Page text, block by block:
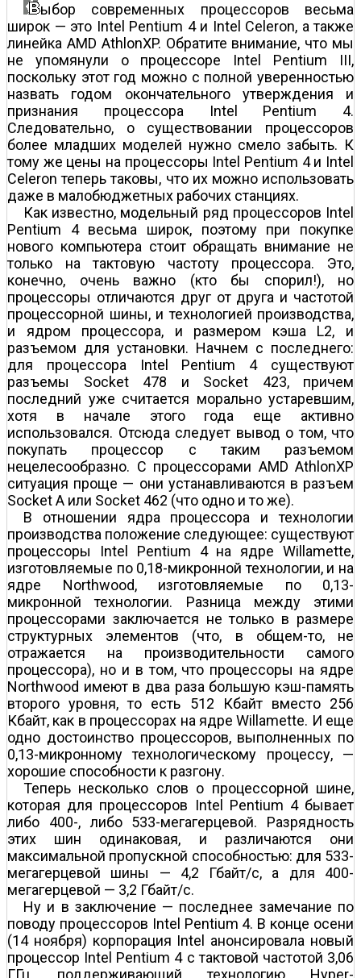
ыбор современных процессоров весьма
широк — это Intel Pentium 4 и Intel Celeron, а также
линейка AMD AthlonXP. Обратите внимание, что мы
не упомянули о процессоре Intel Pentium III,
поскольку этот год можно с полной уверенностью
назвать годом окончательного утверждения и
признания процессора Intel Pentium 4.
Следовательно, о существовании процессоров
более младших моделей нужно смело забыть. К
тому же цены на процессоры Intel Pentium 4 и Intel
Celeron теперь таковы, что их можно использовать
даже в малобюджетных рабочих станциях.
Как известно, модельный ряд процессоров Intel
Pentium 4 весьма широк, поэтому при покупке
нового компьютера стоит обращать внимание не
только на тактовую частоту процессора. Это,
конечно, очень важно (кто бы спорил!), но
процессоры отличаются друг от друга и частотой
процессорной шины, и технологией производства,
и ядром процессора, и размером кэша L2, и
разъемом для установки. Начнем с последнего:
для процессора Intel Pentium 4 существуют
разъемы Socket 478 и Socket 423, причем
последний уже считается морально устаревшим,
хотя в начале этого года еще активно
использовался. Отсюда следует вывод о том, что
покупать процессор с таким разъемом
нецелесообразно. С процессорами AMD AthlonXP
ситуация проще — они устанавливаются в разъем
Socket A или Socket 462 (что одно и то же).
В отношении ядра процессора и технологии
производства положение следующее: существуют
процессоры Intel Pentium 4 на ядре Willamette,
изготовляемые по 0,18-микронной технологии, и на
ядре Northwood, изготовляемые по 0,13-
микронной технологии. Разница между этими
процессорами заключается не только в размере
структурных элементов (что, в общем-то, не
отражается на производительности самого
процессора), но и в том, что процессоры на ядре
Northwood имеют в два раза большую кэш-память
второго уровня, то есть 512 Кбайт вместо 256
Кбайт, как в процессорах на ядре Willamette. И еще
одно достоинство процессоров, выполненных по
0,13-микронному технологическому процессу, —
хорошие способности к разгону.
Теперь несколько слов о процессорной шине,
которая для процессоров Intel Pentium 4 бывает
либо 400-, либо 533-мегагерцевой. Разрядность
этих шин одинаковая, и различаются они
максимальной пропускной способностью: для 533-
мегагерцевой шины — 4,2 Гбайт/с, а для 400-
мегагерцевой — 3,2 Гбайт/с.
Ну и в заключение — последнее замечание по
поводу процессоров Intel Pentium 4. В конце осени
(14 ноября) корпорация Intel анонсировала новый
процессор Intel Pentium 4 c тактовой частотой 3,06